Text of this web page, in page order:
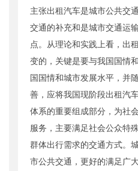
主张出租汽车是城市公共交
交通的补充和是城市交通运
点。从理论和实践上看，出
变的，关键是要与我国国情
国国情和城市发展水平，并
善，应将我国现阶段出租汽
体系的重要组成部分，为社
服务，主要满足社会公众特
群体出行需求的交通方式。
市公共交通，更好的满足广